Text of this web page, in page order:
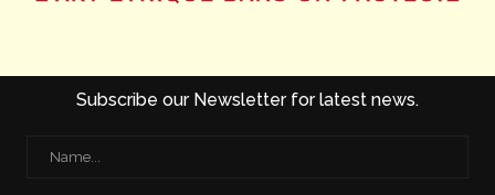
Subscribe our Newsletter for latest news.